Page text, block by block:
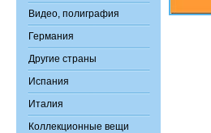
Видео, полиграфия
Германия
Другие страны
Испания
Италия
Коллекционные вещи